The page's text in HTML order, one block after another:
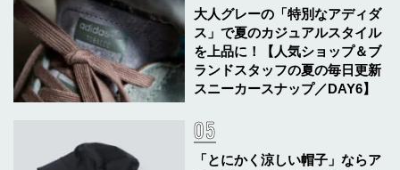
大人グレーの「特別なアディダ
ス」で夏のカジュアルスタイル
を上品に！【人気ショップ＆ブ
ランドスタッフの夏の毎日更新
スニーカースナップ／DAY6】
「とにかく涼しい帽子」ならア